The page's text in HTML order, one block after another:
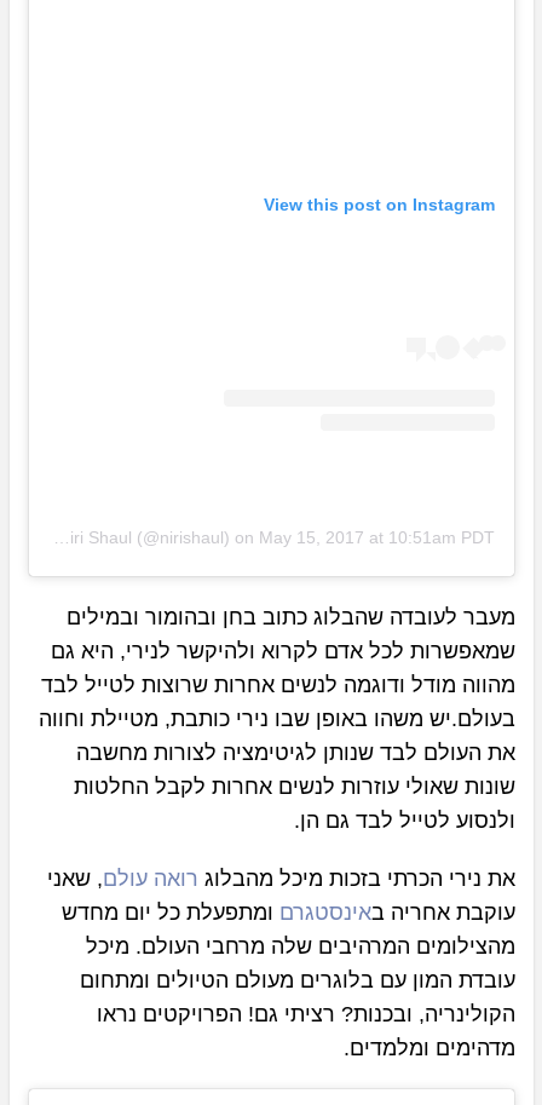
View this post on Instagram
on May 15, 2017 at 10:51am PDT
מעבר לעובדה שהבלוג כתוב בחן ובהומור ובמילים
שמאפשרות לכל אדם לקרוא ולהיקשר לנירי, היא גם
מהווה מודל ודוגמה לנשים אחרות שרוצות לטייל לבד
בעולם.יש משהו באופן שבו נירי כותבת, מטיילת וחווה
את העולם לבד שנותן לגיטימציה לצורות מחשבה
שונות שאולי עוזרות לנשים אחרות לקבל החלטות
ולנסוע לטייל לבד גם הן.
את נירי הכרתי בזכות מיכל מהבלוג רואה עולם, שאני
עוקבת אחריה באינסטגרם ומתפעלת כל יום מחדש
מהצילומים המרהיבים שלה מרחבי העולם. מיכל
עובדת המון עם בלוגרים מעולם הטיולים ומתחום
הקולינריה, ובכנות? רציתי גם! הפרויקטים נראו
מדהימים ומלמדים.